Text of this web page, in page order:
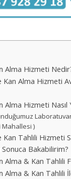
Alma Hizmeti
Kan Alma Hizmeti
Hizmeti Nasıl
Mahallesi )
Kan Tahlili Hizmeti
Bakabilirim?
Alma & Kan Tahlili
Alma & Kan Tahlili